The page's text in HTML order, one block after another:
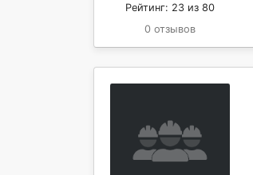
Рейтинг: 23 из 80
0 отзывов